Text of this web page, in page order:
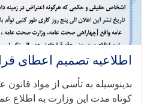
اطلاعیه تصمیم اعطای
بدینوسیله به تأسی از مواد
کوتاه‌ مدت این وزارت به اطلاع